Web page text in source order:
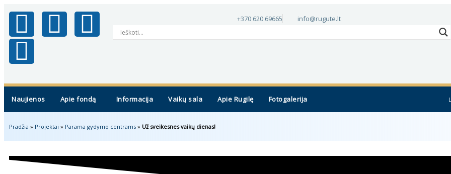
+370 620 69665 info@rugute.lt
Naujienos Apie fondą Informacija Vaikų sala Apie Rugilę Fotogalerija
Pradžia » Projektai » Parama gydymo centrams » Už sveikesnes vaikų dienas!